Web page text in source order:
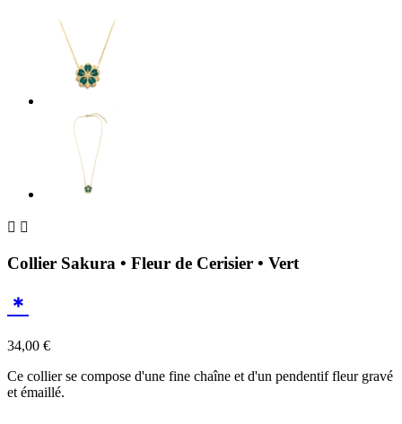
 
Collier Sakura • Fleur de Cerisier • Vert
＊
34,00 €
Ce collier se compose d'une fine chaîne et d'un pendentif fleur gravé
et émaillé.